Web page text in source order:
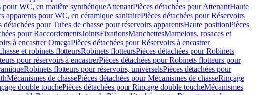
pour WC, en matière synthétiqueAttenantPièces détachées pour AttenantHaute
apparents pour WC, en céramique sanitairePièces détachées pour Réservoirs
détachées pour Tubes de chasse pour réservoirs apparentsHaute positionPièces
pour RaccordementsJointsFixationsManchettesMamelons, rosaces et
à encastrer OmegaPièces détachées pour Réservoirs à encastrer
et robinets flotteursRobinets flotteursPièces détachées pour Robinets
pour réservoirs à encastrerPièces détachées pour Robinets flotteurs pour
Robinets flotteurs pour réservoirs, universelsPièces détachées pour
Mécanismes de chassePièces détachées pour Mécanismes de chasseRinçage
double touchePièces détachées pour Rinçage double toucheMécanismes